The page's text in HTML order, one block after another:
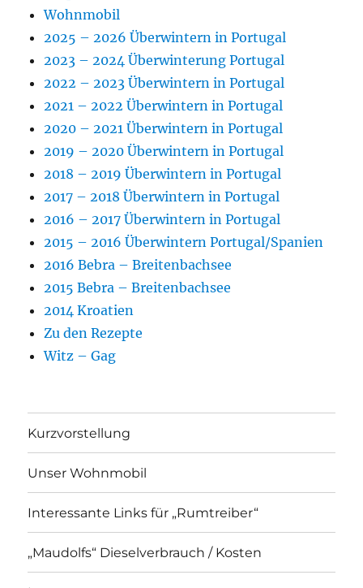
Wohnmobil
2025 – 2026 Überwintern in Portugal
2023 – 2024 Überwinterung Portugal
2022 – 2023 Überwintern in Portugal
2021 – 2022 Überwintern in Portugal
2020 – 2021 Überwintern in Portugal
2019 – 2020 Überwintern in Portugal
2018 – 2019 Überwintern in Portugal
2017 – 2018 Überwintern in Portugal
2016 – 2017 Überwintern in Portugal
2015 – 2016 Überwintern Portugal/Spanien
2016 Bebra – Breitenbachsee
2015 Bebra – Breitenbachsee
2014 Kroatien
Zu den Rezepte
Witz – Gag
Kurzvorstellung
Unser Wohnmobil
Interessante Links für „Rumtreiber“
„Maudolfs“ Dieselverbrauch / Kosten